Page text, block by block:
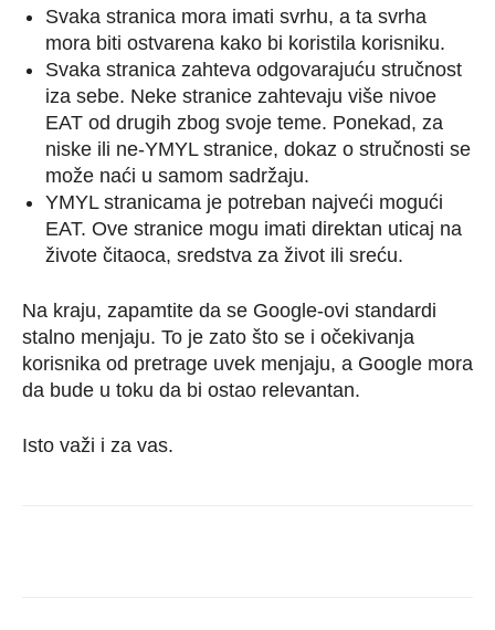
Svaka stranica mora imati svrhu, a ta svrha
mora biti ostvarena kako bi koristila korisniku.
Svaka stranica zahteva odgovarajuću stručnost
iza sebe. Neke stranice zahtevaju više nivoe
EAT od drugih zbog svoje teme. Ponekad, za
niske ili ne-YMYL stranice, dokaz o stručnosti se
može naći u samom sadržaju.
YMYL stranicama je potreban najveći mogući
EAT. Ove stranice mogu imati direktan uticaj na
živote čitaoca, sredstva za život ili sreću.
Na kraju, zapamtite da se Google-ovi standardi
stalno menjaju. To je zato što se i očekivanja
korisnika od pretrage uvek menjaju, a Google mora
da bude u toku da bi ostao relevantan.
Isto važi i za vas.